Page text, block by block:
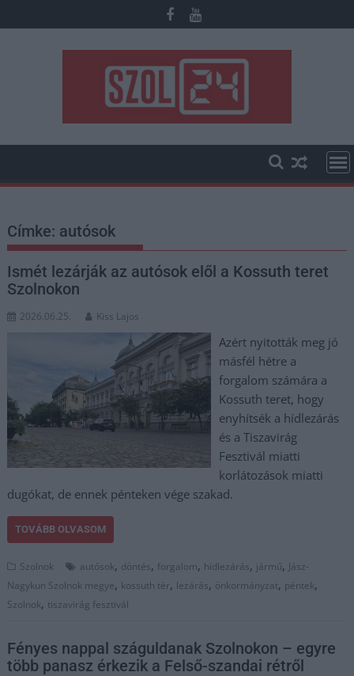
to
Címke: autósok
Ismét lezárják az autósok elől a Kossuth teret
Szolnokon
2026.06.25. Kiss Lajos
Azért nyitották meg jó
másfél hétre a
forgalom számára a
Kossuth teret, hogy
enyhítsék a hídlezárás
és a Tiszavirág
Fesztivál miatti
korlátozások miatti
dugókat, de ennek pénteken vége szakad.
TOVÁBB OLVASOM
Szolnok autósok, döntés, forgalom, hídlezárás, jármű, Jász-
Nagykun Szolnok megye, kossuth tér, lezárás, önkormányzat, péntek,
Szolnok, tiszavirág fesztivál
Fényes nappal száguldanak Szolnokon – egyre
több panasz érkezik a Felső-szandai rétről